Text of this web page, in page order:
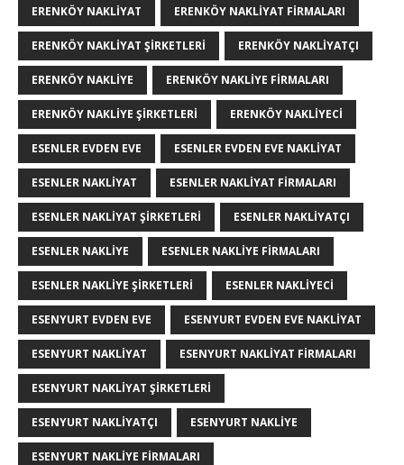
ERENKÖY NAKLIYAT ERENKÖY NAKLIYAT FIRMALARI
ERENKÖY NAKLIYAT ŞIRKETLERI ERENKÖY NAKLIYATÇI
ERENKÖY NAKLIYE ERENKÖY NAKLIYE FIRMALARI
ERENKÖY NAKLIYE ŞIRKETLERI ERENKÖY NAKLIYECI
ESENLER EVDEN EVE ESENLER EVDEN EVE NAKLIYAT
ESENLER NAKLIYAT ESENLER NAKLIYAT FIRMALARI
ESENLER NAKLIYAT ŞIRKETLERI ESENLER NAKLIYATÇI
ESENLER NAKLIYE ESENLER NAKLIYE FIRMALARI
ESENLER NAKLIYE ŞIRKETLERI ESENLER NAKLIYECI
ESENYURT EVDEN EVE ESENYURT EVDEN EVE NAKLIYAT
ESENYURT NAKLIYAT ESENYURT NAKLIYAT FIRMALARI
ESENYURT NAKLIYAT ŞIRKETLERI
ESENYURT NAKLIYATÇI ESENYURT NAKLIYE
ESENYURT NAKLIYE FIRMALARI